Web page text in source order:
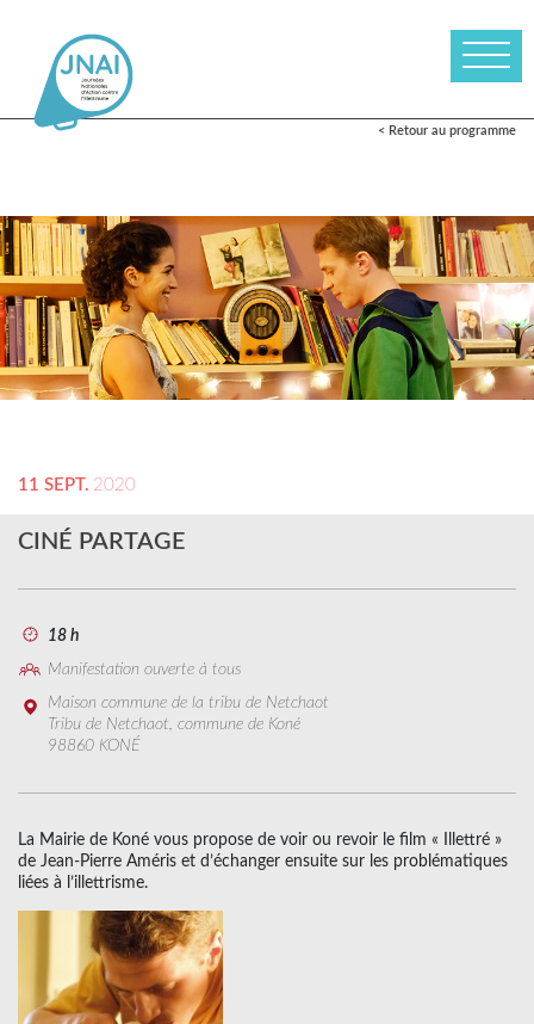
< Retour au programme
11 SEPT. 2020
CINÉ PARTAGE
18 h
Manifestation ouverte à tous
Maison commune de la tribu de Netchaot
Tribu de Netchaot, commune de Koné
98860 KONÉ
La Mairie de Koné vous propose de voir ou revoir le film « Illettré »
de Jean-Pierre Améris et d’échanger ensuite sur les problématiques
liées à l’illettrisme.